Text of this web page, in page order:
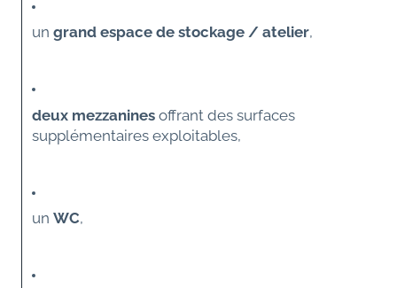
un grand espace de stockage / atelier,
deux mezzanines offrant des surfaces
supplémentaires exploitables,
un WC,